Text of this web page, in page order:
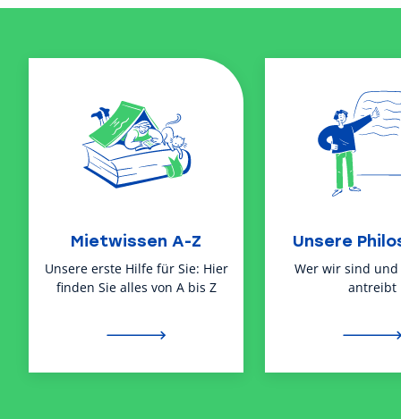
Mietwissen A-Z
Unsere erste Hilfe für Sie: Hier
finden Sie alles von A bis Z
Unsere
Wer wir sind und
antreibt